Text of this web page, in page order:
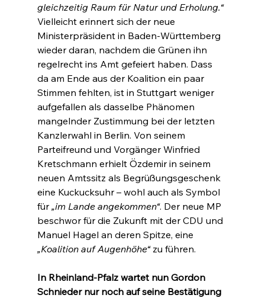
gleichzeitig Raum für Natur und Erholung.“
Vielleicht erinnert sich der neue
Ministerpräsident in Baden-Württemberg
wieder daran, nachdem die Grünen ihn
regelrecht ins Amt gefeiert haben. Dass
da am Ende aus der Koalition ein paar
Stimmen fehlten, ist in Stuttgart weniger
aufgefallen als dasselbe Phänomen
mangelnder Zustimmung bei der letzten
Kanzlerwahl in Berlin. Von seinem
Parteifreund und Vorgänger Winfried
Kretschmann erhielt Özdemir in seinem
neuen Amtssitz als Begrüßungsgeschenk
eine Kuckucksuhr – wohl auch als Symbol
für „im Lande angekommen“. Der neue MP
beschwor für die Zukunft mit der CDU und
Manuel Hagel an deren Spitze, eine
„Koalition auf Augenhöhe“ zu führen.
In Rheinland-Pfalz wartet nun Gordon
Schnieder nur noch auf seine Bestätigung